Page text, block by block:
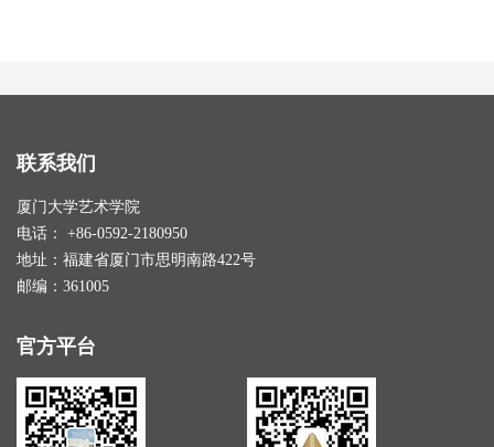
联系我们
厦门大学艺术学院
电话： +86-0592-2180950
地址：福建省厦门市思明南路422号
邮编：361005
官方平台